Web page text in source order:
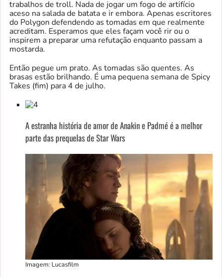
trabalhos de troll. Nada de jogar um fogo de artifício
aceso na salada de batata e ir embora. Apenas escritores
do Polygon defendendo as tomadas em que realmente
acreditam. Esperamos que eles façam você rir ou o
inspirem a preparar uma refutação enquanto passam a
mostarda.
Então pegue um prato. As tomadas são quentes. As
brasas estão brilhando. É uma pequena semana de Spicy
Takes (fim) para 4 de julho.
A estranha história de amor de Anakin e Padmé é a melhor
parte das prequelas de Star Wars
Imagem: Lucasfilm